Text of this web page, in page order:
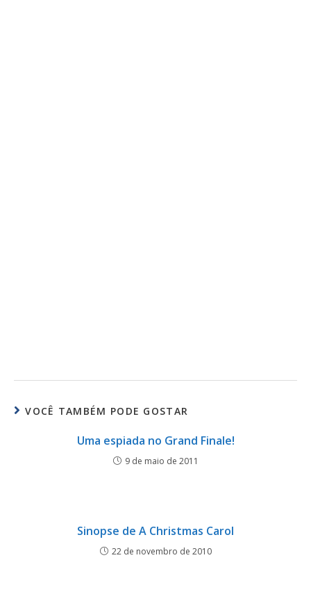
VOCÊ TAMBÉM PODE GOSTAR
Uma espiada no Grand Finale!
9 de maio de 2011
Sinopse de A Christmas Carol
22 de novembro de 2010